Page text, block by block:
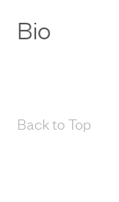
Bio
Back to Top